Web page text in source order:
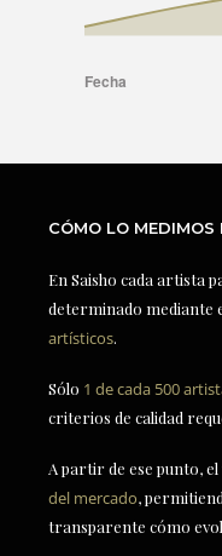
CÓMO LO MEDIMOS
En Saisho cada artista
determinado mediante
artísticos.
Sólo 1 de cada 500
criterios de calidad
A partir de ese punto,
del mercado,
transparente cómo